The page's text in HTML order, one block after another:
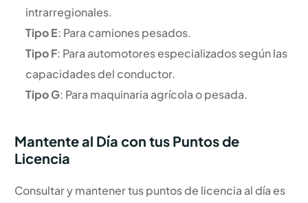
intrarregionales.
Tipo E: Para camiones pesados.
Tipo F: Para automotores especializados según las
capacidades del conductor.
Tipo G: Para maquinaria agrícola o pesada.
Mantente al Día con tus Puntos de
Licencia
Consultar y mantener tus puntos de licencia al día es